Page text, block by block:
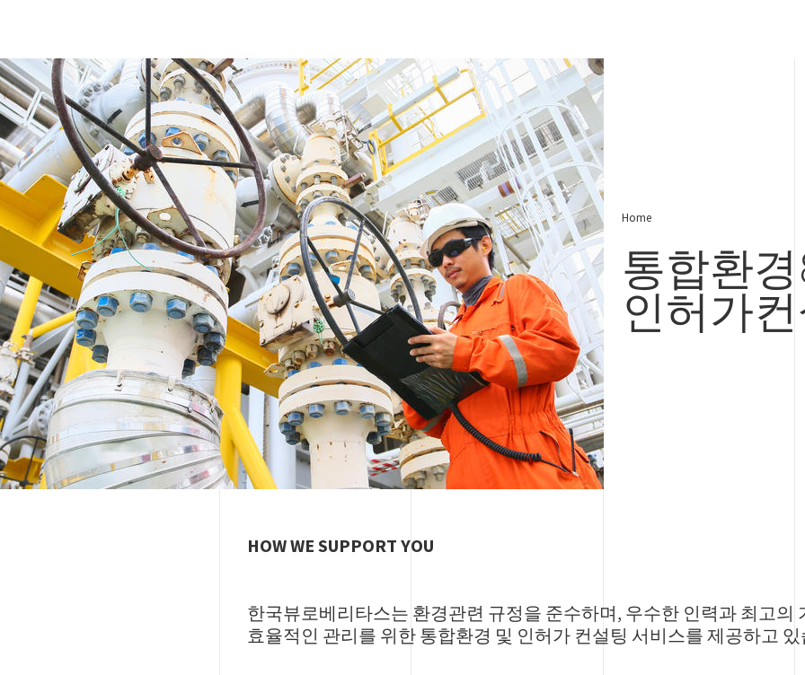
통합환경 & 인허가
Home
통합환
인허가
HOW WE SUPPORT YOU
한국뷰로베리타스는 환경관련 규정을 준수하며, 우수한 인력과 최고의
효율적인 관리를 위한 통합환경 및 인허가 컨설팅 서비스를 제공하고